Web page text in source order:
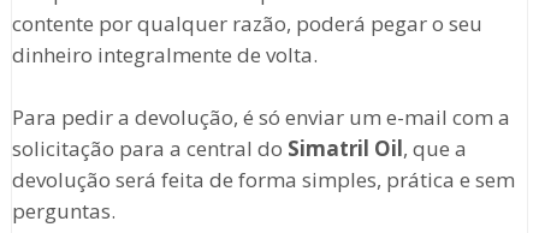
contente por qualquer razão, poderá pegar o seu
dinheiro integralmente de volta.
Para pedir a devolução, é só enviar um e-mail com a
solicitação para a central do Simatril Oil, que a
devolução será feita de forma simples, prática e sem
perguntas.